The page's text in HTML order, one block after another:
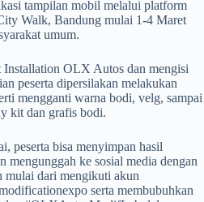
tampilan mobil melalui platform
Walk, Bandung mulai 1-4 Maret
umum.
Installation OLX Autos dan mengisi
peserta dipersilakan melakukan
mengganti warna bodi, velg, sampai
kit dan grafis bodi.
peserta bisa menyimpan hasil
mengunggah ke sosial media dengan
mulai dari mengikuti akun
serta membubuhkan